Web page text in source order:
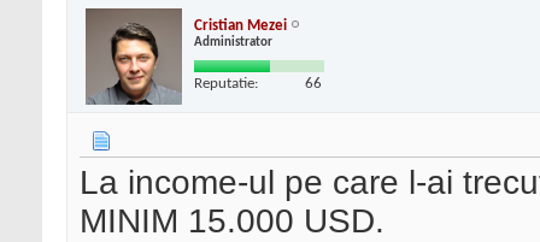
Cristian Mezei
Administrator
Reputatie: 66
La income-ul pe care l-ai
MINIM 15.000 USD.